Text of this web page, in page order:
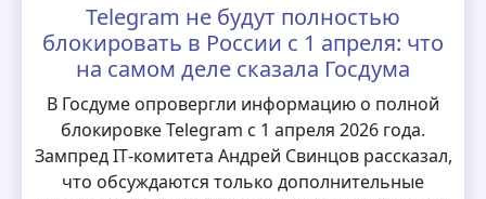
Telegram не будут полностью
блокировать в России с 1 апреля: что
на самом деле сказала Госдума
В Госдуме опровергли информацию о полной
блокировке Telegram с 1 апреля 2026 года.
Зампред IT‑комитета Андрей Свинцов рассказал,
что обсуждаются только дополнительные